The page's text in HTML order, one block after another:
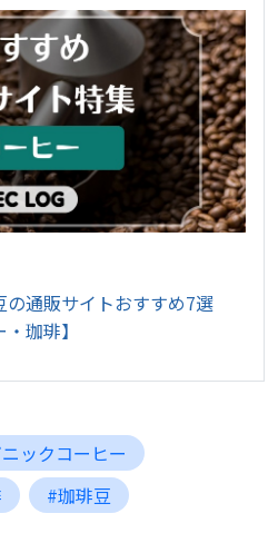
の通販サイトおすすめ7選
珈琲】
ックコーヒー
#珈琲豆